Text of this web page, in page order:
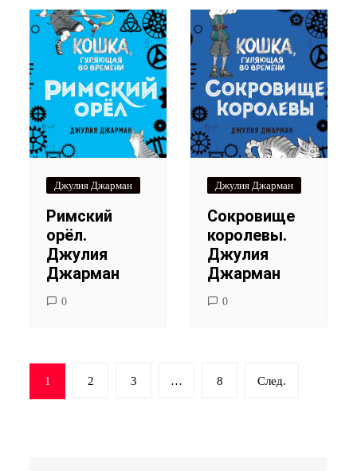
Джулия Джарман
Римский
орёл.
Джулия
Джарман
0
Джулия Джарман
Сокровище
королевы.
Джулия
Джарман
0
Навигация
по
1 2 3 … 8 След.